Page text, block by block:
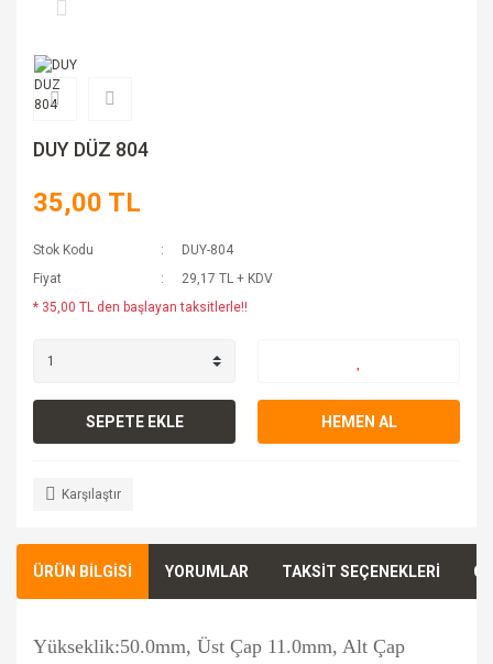
DUY DÜZ 804
35,00 TL
Stok Kodu
DUY-804
Fiyat
29,17 TL + KDV
* 35,00 TL den başlayan taksitlerle!!
SEPETE EKLE HEMEN AL
Karşılaştır
ÜRÜN BİLGİSİ YORUMLAR TAKSİT SEÇENEKLERİ
Yükseklik:50.0mm, Üst Çap 11.0mm, Alt Çap